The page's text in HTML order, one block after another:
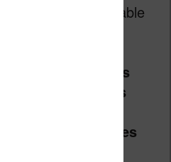
comme étant capable
les nuances
mais
consulter les
et afficher les
des bandes